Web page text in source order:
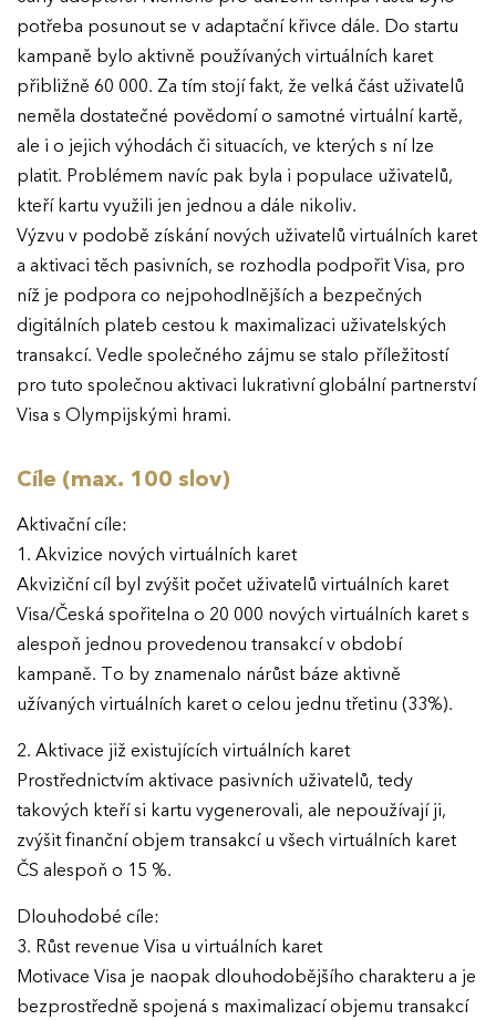
potřeba posunout se v adaptační křivce dále. Do startu
kampaně bylo aktivně používaných virtuálních karet
přibližně 60 000. Za tím stojí fakt, že velká část uživatelů
neměla dostatečné povědomí o samotné virtuální kartě,
ale i o jejich výhodách či situacích, ve kterých s ní lze
platit. Problémem navíc pak byla i populace uživatelů,
kteří kartu využili jen jednou a dále nikoliv.
Výzvu v podobě získání nových uživatelů virtuálních karet
a aktivaci těch pasivních, se rozhodla podpořit Visa, pro
níž je podpora co nejpohodlnějších a bezpečných
digitálních plateb cestou k maximalizaci uživatelských
transakcí. Vedle společného zájmu se stalo příležitostí
pro tuto společnou aktivaci lukrativní globální partnerství
Visa s Olympijskými hrami.
Cíle (max. 100 slov)
Aktivační cíle:
1. Akvizice nových virtuálních karet
Akviziční cíl byl zvýšit počet uživatelů virtuálních karet
Visa/Česká spořitelna o 20 000 nových virtuálních karet s
alespoň jednou provedenou transakcí v období
kampaně. To by znamenalo nárůst báze aktivně
užívaných virtuálních karet o celou jednu třetinu (33%).
2. Aktivace již existujících virtuálních karet
Prostřednictvím aktivace pasivních uživatelů, tedy
takových kteří si kartu vygenerovali, ale nepoužívají ji,
zvýšit finanční objem transakcí u všech virtuálních karet
ČS alespoň o 15 %.
Dlouhodobé cíle:
3. Růst revenue Visa u virtuálních karet
Motivace Visa je naopak dlouhodobějšího charakteru a je
bezprostředně spojená s maximalizací objemu transakcí